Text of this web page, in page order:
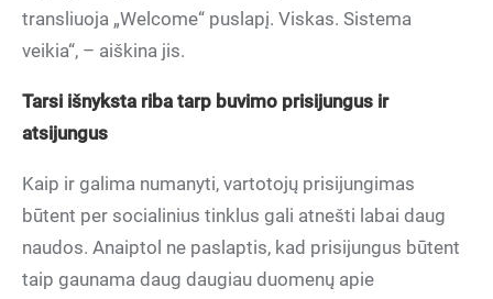
transliuoja „Welcome“ puslapį. Viskas. Sistema
veikia“, – aiškina jis.
Tarsi išnyksta riba tarp buvimo prisijungus ir
atsijungus
Kaip ir galima numanyti, vartotojų prisijungimas
būtent per socialinius tinklus gali atnešti labai daug
naudos. Anaiptol ne paslaptis, kad prisijungus būtent
taip gaunama daug daugiau duomenų apie